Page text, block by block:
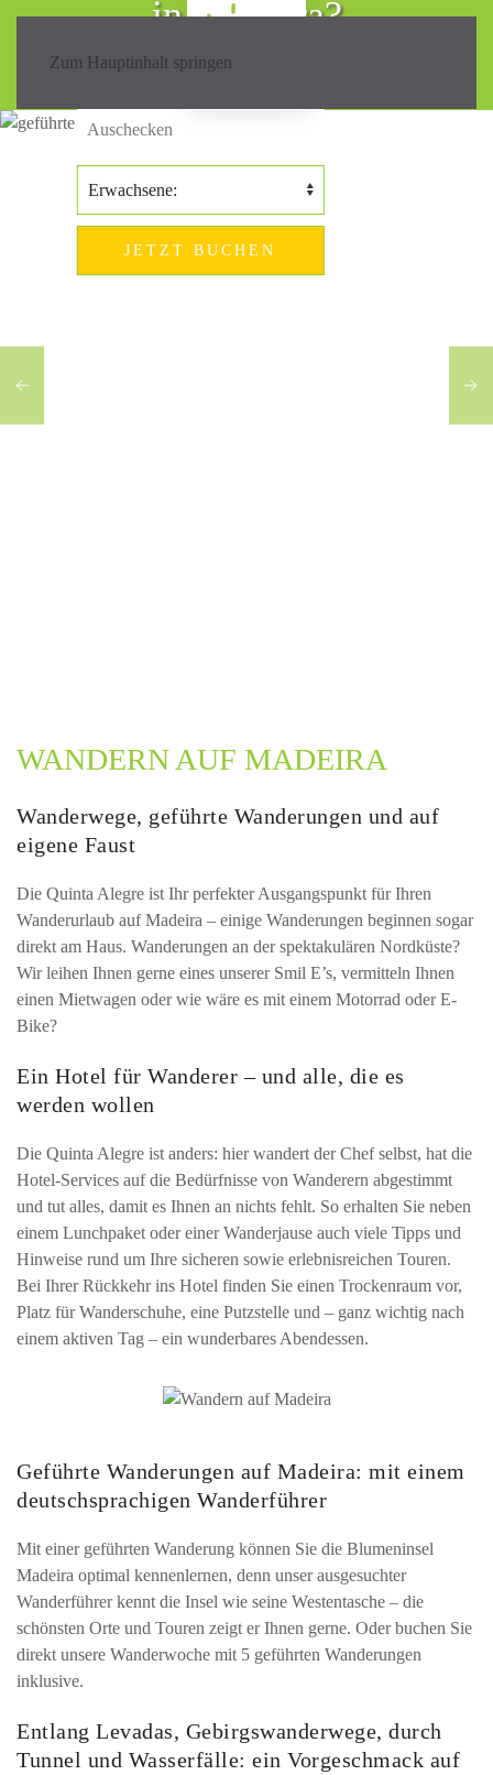
Zum Hauptinhalt springen
in Madeira?
WANDERN AUF MADEIRA
Wanderwege, geführte Wanderungen und auf
eigene Faust
Die Quinta Alegre ist Ihr perfekter Ausgangspunkt für Ihren
Wanderurlaub auf Madeira – einige Wanderungen beginnen sogar
direkt am Haus. Wanderungen an der spektakulären Nordküste?
Wir leihen Ihnen gerne eines unserer Smil E’s, vermitteln Ihnen
einen Mietwagen oder wie wäre es mit einem Motorrad oder E-
Bike?
Ein Hotel für Wanderer – und alle, die es
werden wollen
Die Quinta Alegre ist anders: hier wandert der Chef selbst, hat die
Hotel-Services auf die Bedürfnisse von Wanderern abgestimmt
und tut alles, damit es Ihnen an nichts fehlt. So erhalten Sie neben
einem Lunchpaket oder einer Wanderjause auch viele Tipps und
Hinweise rund um Ihre sicheren sowie erlebnisreichen Touren.
Bei Ihrer Rückkehr ins Hotel finden Sie einen Trockenraum vor,
Platz für Wanderschuhe, eine Putzstelle und – ganz wichtig nach
einem aktiven Tag – ein wunderbares Abendessen.
Geführte Wanderungen auf Madeira: mit einem
deutschsprachigen Wanderführer
Mit einer geführten Wanderung können Sie die Blumeninsel
Madeira optimal kennenlernen, denn unser ausgesuchter
Wanderführer kennt die Insel wie seine Westentasche – die
schönsten Orte und Touren zeigt er Ihnen gerne. Oder buchen Sie
direkt unsere Wanderwoche mit 5 geführten Wanderungen
inklusive.
Entlang Levadas, Gebirgswanderwege, durch
Tunnel und Wasserfälle: ein Vorgeschmack auf